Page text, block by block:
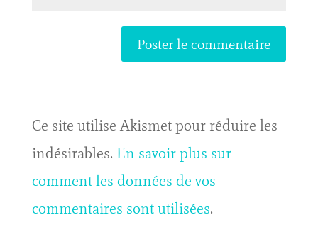
Ce site utilise Akismet pour réduire les
indésirables. En savoir plus sur
comment les données de vos
commentaires sont utilisées.